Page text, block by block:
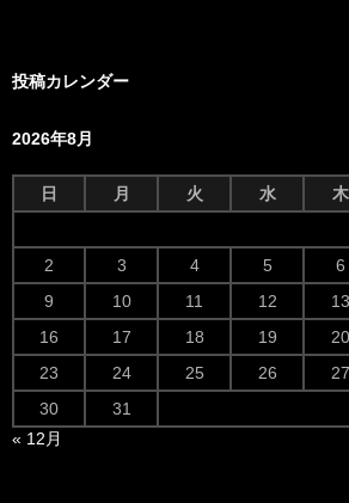
投稿カレンダー
2026年8月
日 月 火 水 木
2
3 4 5 6
9
10 11 12 13
16
17 18 19 20
23
24 25 26 27
30
31
« 12月